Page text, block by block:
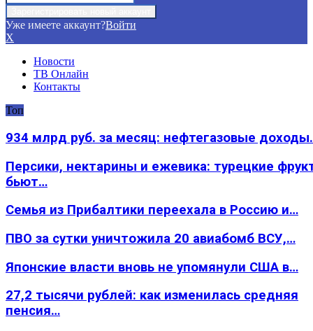
Уже имеете аккаунт?Войти
X
Новости
ТВ Онлайн
Контакты
Топ
934 млрд руб. за месяц: нефтегазовые
Персики, нектарины и ежевика: турецкие
бьют…
Семья из Прибалтики переехала в Россию и…
ПВО за сутки уничтожила 20 авиабомб ВСУ,…
Японские власти вновь не упомянули США в…
27,2 тысячи рублей: как изменилась средняя
пенсия…